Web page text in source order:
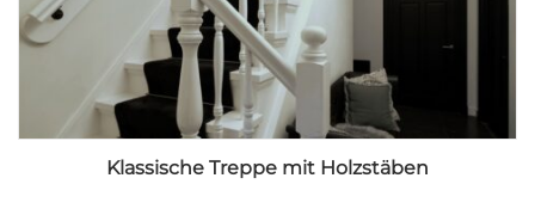
Klassische Treppe mit Holzstäben